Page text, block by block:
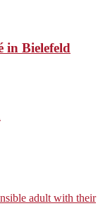
in Bielefeld